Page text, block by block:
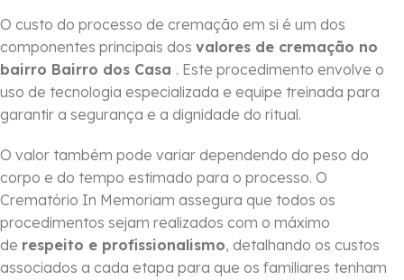
O custo do processo de cremação em si é um dos
componentes principais dos valores de cremação no
bairro Bairro dos Casa . Este procedimento envolve o
uso de tecnologia especializada e equipe treinada para
garantir a segurança e a dignidade do ritual.
O valor também pode variar dependendo do peso do
corpo e do tempo estimado para o processo. O
Crematório In Memoriam assegura que todos os
procedimentos sejam realizados com o máximo
de respeito e profissionalismo, detalhando os custos
associados a cada etapa para que os familiares tenham